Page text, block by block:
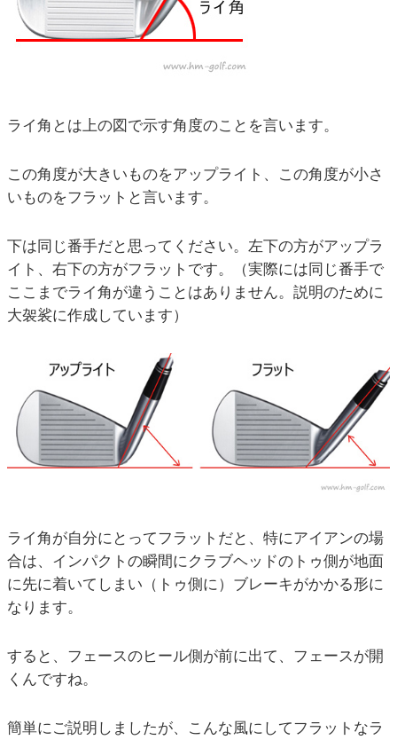
ライ角とは上の図で示す角度のことを言います。
この角度が大きいものをアップライト、この角度が小さ
いものをフラットと言います。
下は同じ番手だと思ってください。左下の方がアップラ
イト、右下の方がフラットです。（実際には同じ番手で
ここまでライ角が違うことはありません。説明のために
大袈裟に作成しています）
ライ角が自分にとってフラットだと、特にアイアンの場
合は、インパクトの瞬間にクラブヘッドのトゥ側が地面
に先に着いてしまい（トゥ側に）ブレーキがかかる形に
なります。
すると、フェースのヒール側が前に出て、フェースが開
くんですね。
簡単にご説明しましたが、こんな風にしてフラットなラ